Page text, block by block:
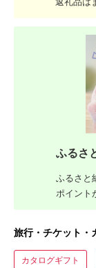
ふるさ
ふるさと
ポイント
旅行・チケット・
カタログギフト